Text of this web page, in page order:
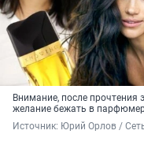
Внимание, после прочтения
желание бежать в
Источник: Юрий Орлов /